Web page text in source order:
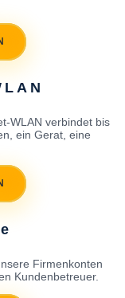
WLAN verbindet bis
ein Gerat, eine
Firmenkonten
Kundenbetreuer.